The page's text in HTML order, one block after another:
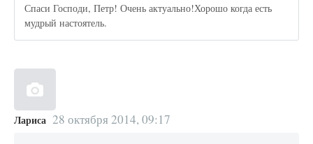
Спаси Господи, Петр! Очень актуально!Хорошо когда есть
мудрый настоятель.
Лариса 28 октября 2014, 09:17